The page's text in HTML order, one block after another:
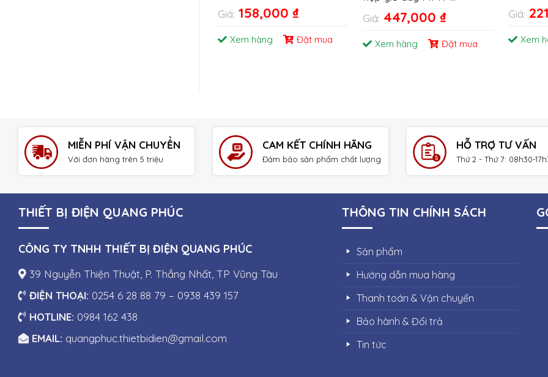
Giá: 158,000 ₫
Xem hàng Đặt mua
0352/045K
Giá: 447,000 ₫
Xem hàng Đặt mua
Giá:
Xem
MIỄN PHÍ VẬN CHUYỂN
Với đơn hàng trên 5 triệu
CAM KẾT CHÍNH HÃNG
Đảm bảo sản phẩm chất lượng
HỖ TRỢ TƯ VẤN
Thứ 2 - Thứ 7: 08h30-
THIẾT BỊ ĐIỆN QUANG PHÚC
CÔNG TY TNHH THIẾT BỊ ĐIỆN QUANG PHÚC
39 Nguyễn Thiện Thuật, P. Thắng Nhất, TP Vũng Tàu
ĐIỆN THOẠI: 0254 6 28 88 79 – 0938 439 157
HOTLINE: 0984 162 438
EMAIL: quangphuc.thietbidien@gmail.com
THÔNG TIN CHÍNH SÁCH
Sản phẩm
Hướng dẫn mua hàng
Thanh toán & Vận chuyển
Bảo hành & Đổi trả
Tin tức